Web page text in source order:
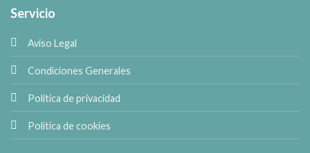
Servicio
Aviso Legal
Condiciones Generales
Política de privacidad
Política de cookies